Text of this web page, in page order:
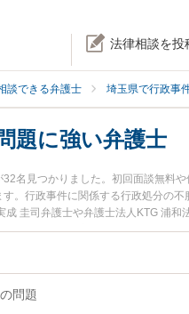
法律相談を投
談できる弁護士 埼玉県で行政事
題に強い弁護士
名見つかりました。初回面談無料
。行政事件に関係する行政処分の
圭司弁護士や弁護士法人KTG 浦
玉県で土日や夜間に発生した許認
で許認可の問題を法律相談できる埼
問題